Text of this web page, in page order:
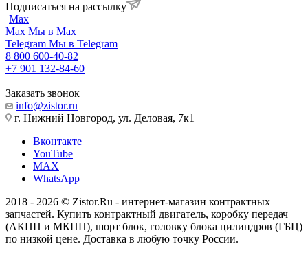
Подписаться на рассылку
Max
Max Мы в Max
Telegram Мы в Telegram
8 800 600-40-82
+7 901 132-84-60
Заказать звонок
info@zistor.ru
г. Нижний Новгород, ул. Деловая, 7к1
Вконтакте
YouTube
MAX
WhatsApp
2018 - 2026 © Zistor.Ru - интернет-магазин контрактных
запчастей. Купить контрактный двигатель, коробку передач
(АКПП и МКПП), шорт блок, головку блока цилиндров (ГБЦ)
по низкой цене. Доставка в любую точку России.